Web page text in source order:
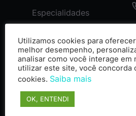
Especialidades
Cases
Utilizamos cookies para
melhor desempenho,
analisar como você interage em
utilizar este site, você concorda
cookies. Saiba mais
OK, ENTENDI